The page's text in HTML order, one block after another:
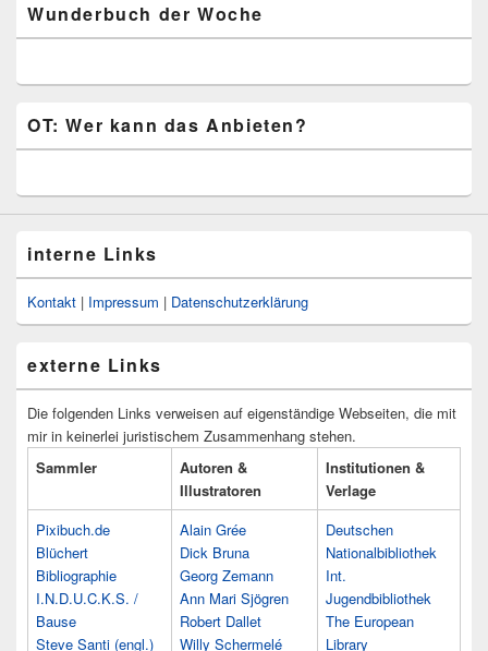
Wunderbuch der Woche
OT: Wer kann das Anbieten?
interne Links
Kontakt | Impressum | Datenschutzerklärung
externe Links
Die folgenden Links verweisen auf eigenständige Webseiten, die mit
mir in keinerlei juristischem Zusammenhang stehen.
Sammler
Autoren &
Illustratoren
Institutionen &
Verlage
Pixibuch.de
Blüchert
Bibliographie
I.N.D.U.C.K.S. /
Bause
Steve Santi (engl.)
Alain Grée
Dick Bruna
Georg Zemann
Ann Mari Sjögren
Robert Dallet
Willy Schermelé
Deutschen
Nationalbibliothek
Int.
Jugendbibliothek
The European
Library